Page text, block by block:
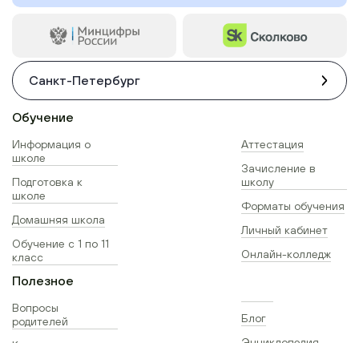
Санкт-Петербург
Обучение
Информация о
школе
Подготовка к
школе
Домашняя школа
Обучение с 1 по 11
класс
Аттестация
Зачисление в
школу
Форматы обучения
Личный кабинет
Онлайн-колледж
Полезное
Вопросы
родителей
Блог